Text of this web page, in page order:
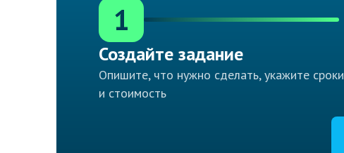
1
Создайте задание
Опишите, что нужно сделать, укажите сроки
и стоимость